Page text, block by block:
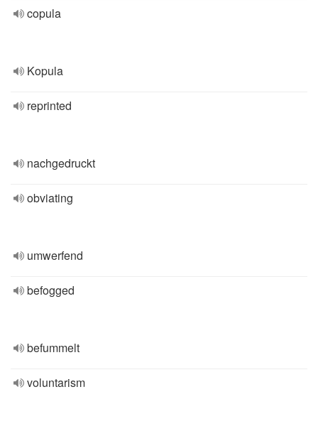
copula
Kopula
reprinted
nachgedruckt
obviating
umwerfend
befogged
befummelt
voluntarism